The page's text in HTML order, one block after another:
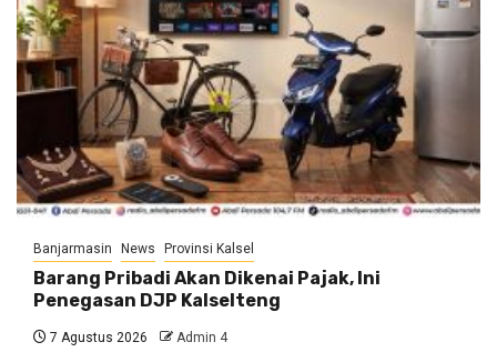
Banjarmasin News Provinsi Kalsel
Barang Pribadi Akan Dikenai Pajak, Ini
Penegasan DJP Kalselteng
7 Agustus 2026 Admin 4